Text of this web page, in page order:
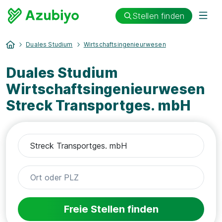
Stellen finden
Duales Studium Wirtschaftsingenieurwesen
Duales Studium
Wirtschaftsingenieurwesen
Streck Transportges. mbH
Freie Stellen finden